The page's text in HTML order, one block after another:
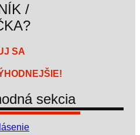
/
SA
sekcia